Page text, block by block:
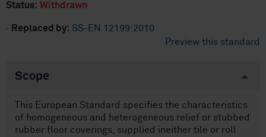
Status: Withdrawn
· Replaced by: SS-EN 12199:2010
Preview this standard
Scope
This European Standard specifies the characteristics
of homogeneous and heterogeneous relief or stubbed
rubber floor coverings, supplied ineither tile or roll